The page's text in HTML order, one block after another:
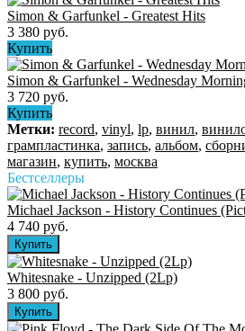
Simon & Garfunkel - Greatest Hits
3 380 руб.
Купить
Simon & Garfunkel - Wednesday
3 720 руб.
Купить
Метки: record, vinyl, lp, винил,
грампластинка, запись, альбом,
магазин, купить, москва
Бестселлеры
Michael Jackson - History Continues
4 740 руб.
Whitesnake - Unzipped (2Lp)
3 800 руб.